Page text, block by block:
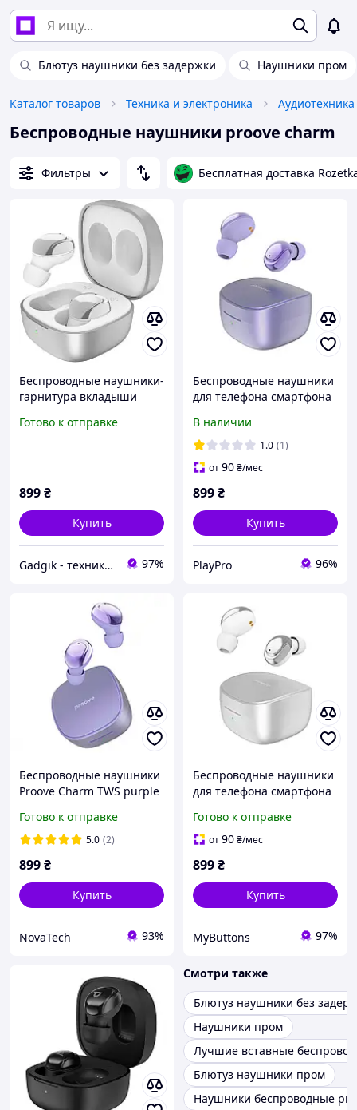
Блютуз наушники без задержки Наушники пром
Каталог товаров Техника и электроника
Беспроводные наушники proove charm
Фильтры Бесплатная доставка
Беспроводные наушники-
гарнитура вкладыши
Готово к отправке
899₴
Купить
Gadgik - техника и аксессуары 97%
Беспроводные наушники
для телефона смартфона
В наличии
1.0 (1)
от90₴/мес
899₴
Купить
PlayPro 96%
Беспроводные наушники
Proove Charm TWS purple
Готово к отправке
5.0 (2)
899₴
Купить
NovaTech 93%
Беспроводные наушники
для телефона смартфона
Серебристый
Готово к отправке
от90₴/мес
899₴
Купить
MyButtons 97%
Смотри также
Блютуз наушники без
Наушники пром
Лучшие вставные
Блютуз наушники пром
Наушники беспроводные